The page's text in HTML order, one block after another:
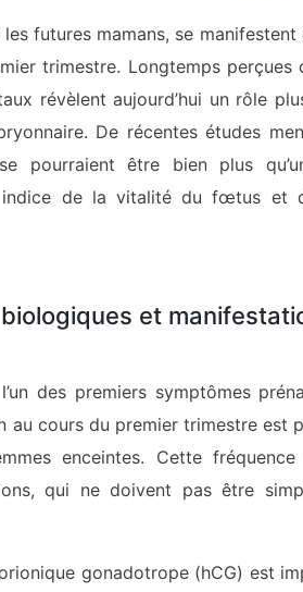
futures mamans, se manifestent
trimestre. Longtemps perçues
révèlent aujourd’hui un rôle
De récentes études
pourraient être bien plus
indice de la vitalité du fœtus et
et
des premiers symptômes
au cours du premier trimestre est
enceintes. Cette fréquence
qui ne doivent pas être
gonadotrope (hCG) est